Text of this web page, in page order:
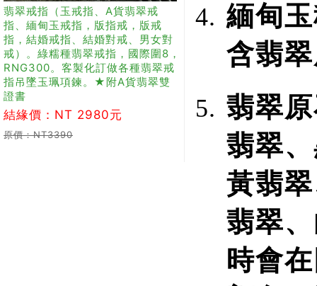
翡翠戒指（玉戒指、A貨翡翠戒
指、緬甸玉戒指，版指戒，版戒
指，結婚戒指、結婚對戒、男女對
戒）。綠糯種翡翠戒指，國際圍8，
RNG300。客製化訂做各種翡翠戒
指吊墜玉珮項鍊。★附A貨翡翠雙
證書
結緣價：NT 2980元
原價：NT3390
緬甸
含翡
翡翠
翡翠
黃翡
翡翠
時會